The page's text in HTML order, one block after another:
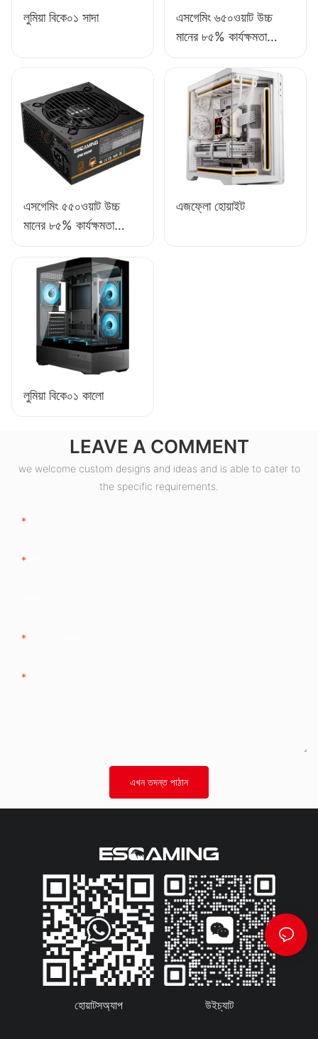
লুমিয়া বিকে০১ সাদা
এসগেমিং ৬৫০ওয়াট উচ্চ
মানের ৮৫% কার্যক্ষমতা
সম্পন্ন ফুল-মডিউল ৮০+
ব্রোঞ্জ ডেস্কটপ পিসি পাওয়ার
সাপ্লাই ESB650W
এসগেমিং ৫৫০ওয়াট উচ্চ
মানের ৮৫% কার্যক্ষমতা
সম্পন্ন ৮০+ ব্রোঞ্জ ডেস্কটপ
পিসি পাওয়ার সাপ্লাই
ESB550W
এজফ্লো হোয়াইট
লুমিয়া বিকে০১ কালো
LEAVE A COMMENT
we welcome custom designs and ideas and is able to cater to
the specific requirements.
এখন তদন্ত পাঠান
হোয়াটসঅ্যাপ উইচ্যাট